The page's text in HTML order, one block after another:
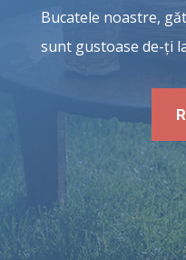
Bucatele noastre,
sunt gustoase de-ți